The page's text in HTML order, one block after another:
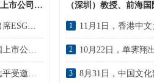
市公司协
11月7日，中国上市公司协会会长宋志平出席ESG中国论坛2022冬季峰会
7月14日，中国石化原董事长傅成玉、中国上市公司协会会长宋志平参观考察能链
1月18日上午，中国上市公司协会会长宋志平受邀参加资本赋能高质量发展论坛并作“资本市场和国企改革”的主题演讲
（深圳）教授、前海国
席“2022深圳全球创新
1
2
3